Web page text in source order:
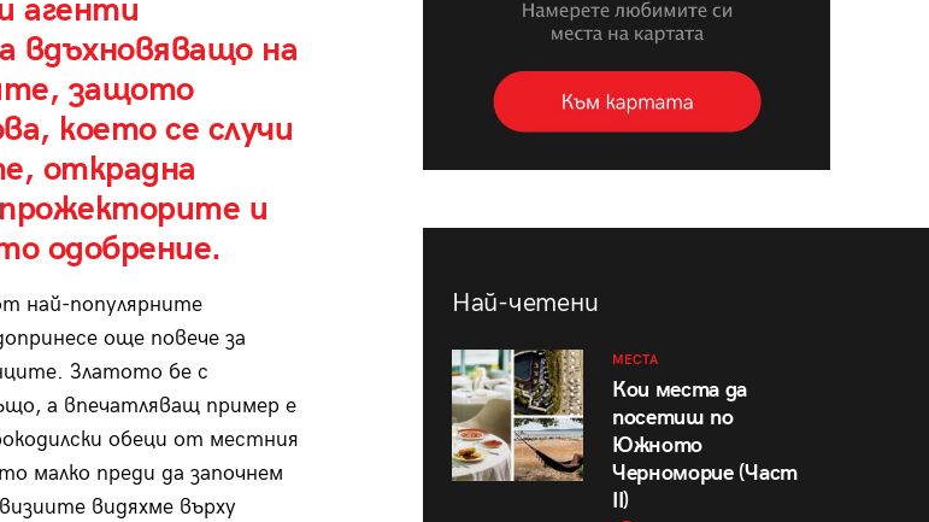
агенти
вдъхновяващо на
защото
което се случи
открадна
и
одобрение.
най-популярните
още повече за
Златото бе с
а впечатляващ пример е
обеци от местния
малко преди да започнем
видяхме върху
Най-четени
МЕСТА
Кои места да
посетиш по
Южното
Черноморие (Част
II)